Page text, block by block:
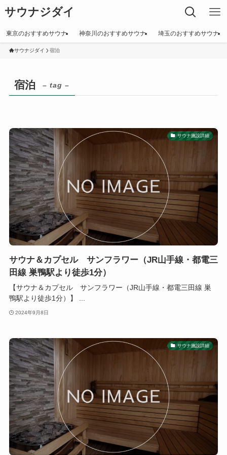
サウナジダイ
東京のおすすめサウナ 神奈川のおすすめサウナ 埼玉のおすすめサウナ
サウナジダイ 宿泊
宿泊 – tag –
サウナ施設詳細
サウナ＆カプセル サンフラワー（JR山手線・都電三
田線 巣鴨駅より徒歩1分）
【サウナ＆カプセル サンフラワー（JR山手線・都電三田線 巣
鴨駅より徒歩1分）】 ...
2024年9月8日
サウナ施設詳細